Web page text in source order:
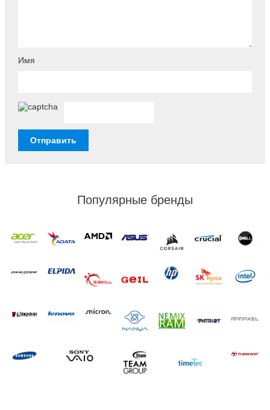
Имя
Популярные бренды